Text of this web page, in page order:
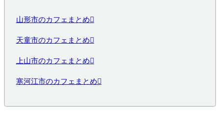
山形市のカフェまとめ
天童市のカフェまとめ
上山市のカフェまとめ
寒河江市のカフェまとめ